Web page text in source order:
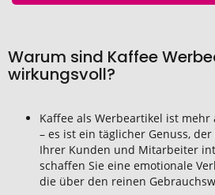
Warum sind Kaffee
wirkungsvoll?
Kaffee als Werbeartikel ist
– es ist ein täglicher Genuss,
Ihrer Kunden und Mitarbeiter
schaffen Sie eine emotionale
die über den reinen